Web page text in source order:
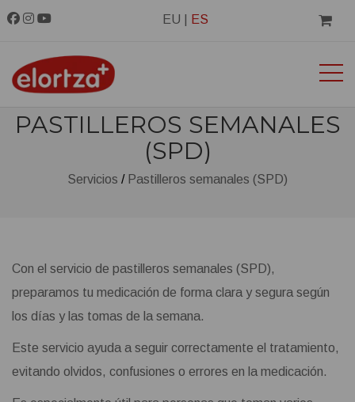
EU ES
PASTILLEROS SEMANALES
(SPD)
Servicios Pastilleros semanales (SPD)
Con el servicio de pastilleros semanales (SPD),
preparamos tu medicación de forma clara y segura según
los días y las tomas de la semana.
Este servicio ayuda a seguir correctamente el tratamiento,
evitando olvidos, confusiones o errores en la medicación.